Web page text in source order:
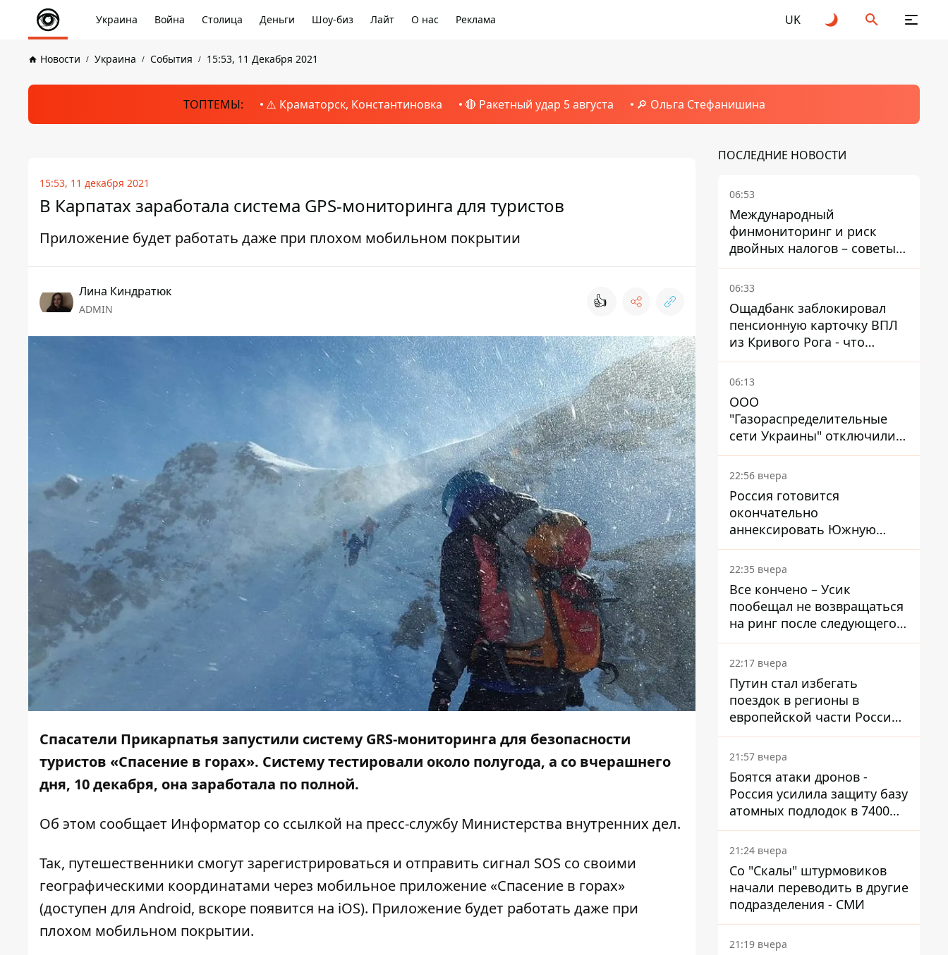
Украина Война Столица Деньги Шоу-биз Лайт О нас Реклама UK
Новости Украина События 15:53, 11 Декабря 2021
ТОПТЕМЫ: ⚠️ Краматорск, Константиновка 🔴 Ракетный удар 5 августа 🔎 Ольга Стефанишина
15:53, 11 декабря 2021
В Карпатах заработала система GРS-мониторинга для туристов
Приложение будет работать даже при плохом мобильном покрытии
Лина Киндратюк
ADMIN 👍
Спасатели Прикарпатья запустили систему GRS-мониторинга для безопасности
туристов «Спасение в горах». Систему тестировали около полугода, а со вчерашнего
дня, 10 декабря, она заработала по полной.
Об этом сообщает Информатор со ссылкой на пресс-службу Министерства внутренних дел.
Так, путешественники смогут зарегистрироваться и отправить сигнал SOS со своими
географическими координатами через мобильное приложение «Спасение в горах»
(доступен для Android, вскоре появится на iOS). Приложение будет работать даже при
плохом мобильном покрытии.
ПОСЛЕДНИЕ НОВОСТИ
06:53
Международный
финмониторинг и риск
двойных налогов – советы
украинцам в Польше
06:33
Ощадбанк заблокировал
пенсионную карточку ВПЛ
из Кривого Рога - что
решил суд
06:13
ООО
"Газораспределительные
сети Украины" отключили
львовянке газ - что решил
суд
22:56 вчера
Россия готовится
окончательно
аннексировать Южную
Осетию – страны НАТО
обеспокоены
22:35 вчера
Все кончено – Усик
пообещал не возвращаться
на ринг после следующего
боя
22:17 вчера
Путин стал избегать
поездок в регионы в
европейской части России,
куда регулярно долетают
дроны
21:57 вчера
Боятся атаки дронов -
Россия усилила защиту базу
атомных подлодок в 7400
км от Украины
21:24 вчера
Со "Скалы" штурмовиков
начали переводить в другие
подразделения - СМИ
21:19 вчера